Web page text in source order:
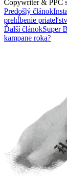
Copywriter & PPC
Predošlý článok
prehĺbenie
Ďalší článokSuper
kampane roka?